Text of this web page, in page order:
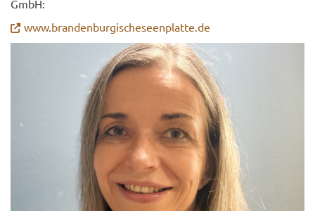
GmbH:
www.bran­den­bur­gi­sche­se­en­plat­te.de